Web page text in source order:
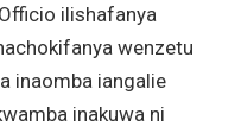
ilishafanya
wenzetu
inaomba iangalie
inakuwa ni